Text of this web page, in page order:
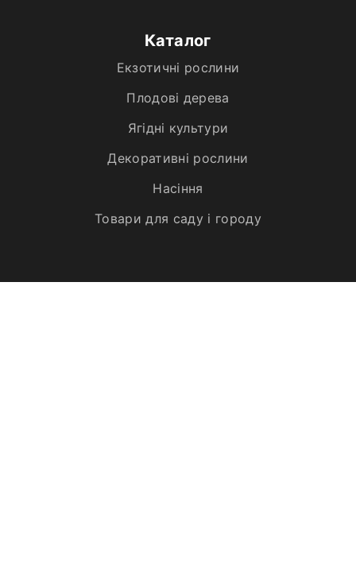
Каталог
Екзотичні рослини
Плодові дерева
Ягідні культури
Декоративні рослини
Насіння
Товари для саду і городу